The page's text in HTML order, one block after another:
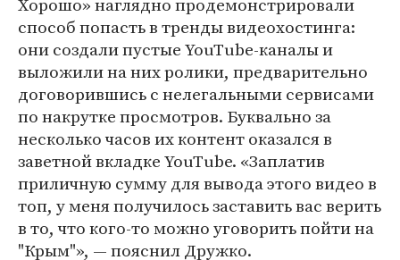
способ попасть в тренды видеохостинга:
они создали пустые YouTube-каналы и
выложили на них ролики, предварительно
договорившись с нелегальными сервисами
по накрутке просмотров. Буквально за
несколько часов их контент оказался в
заветной вкладке YouTube. «Заплатив
приличную сумму для вывода этого видео в
топ, у меня получилось заставить вас верить
в то, что кого-то можно уговорить пойти на
"Крым"», — пояснил Дружко.